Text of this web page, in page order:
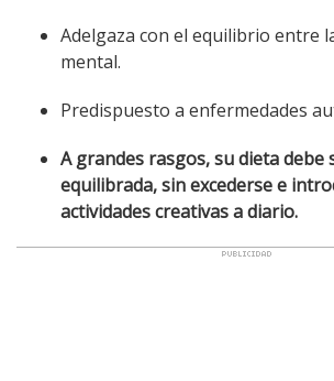
Adelgaza con el equilibrio entre
mental.
Predispuesto a enfermedades
A grandes rasgos, su dietadebe
equilibrada, sin excederse e
actividades creativas a diario.